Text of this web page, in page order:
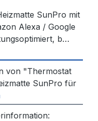
SunPro mit
Alexa / Google
b…
von "Thermostat
SunPro für